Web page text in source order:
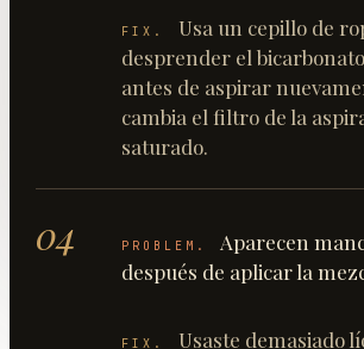
FIX.
Usa un cepillo de
desprender el
antes de aspirar
cambia el filtro de la
saturado.
04 PROBLEM.
Aparecen
después de aplicar la
FIX.
Usaste demasiado